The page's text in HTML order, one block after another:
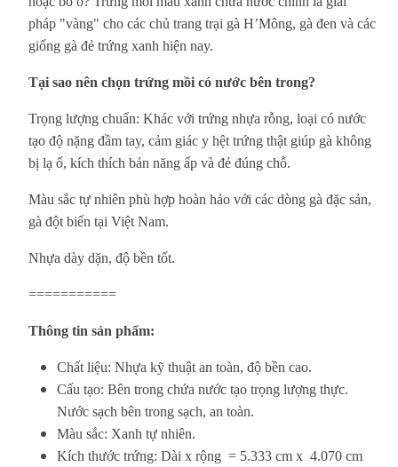
pháp "vàng" cho các chủ trang trại gà H’Mông, gà đen và các
giống gà đẻ trứng xanh hiện nay.
Tại sao nên chọn trứng mồi có nước bên trong?
Trọng lượng chuẩn: Khác với trứng nhựa rỗng, loại có nước
tạo độ nặng đầm tay, cảm giác y hệt trứng thật giúp gà không
bị lạ ổ, kích thích bản năng ấp và đẻ đúng chỗ.
Màu sắc tự nhiên phù hợp hoàn hảo với các dòng gà đặc sản,
gà đột biến tại Việt Nam.
Nhựa dày dặn, độ bền tốt.
===========
Thông tin sản phẩm:
Chất liệu: Nhựa kỹ thuật an toàn, độ bền cao.
Cấu tạo: Bên trong chứa nước tạo trọng lượng thực.
Nước sạch bên trong sạch, an toàn.
Màu sắc: Xanh tự nhiên.
Kích thước trứng: Dài x rộng = 5.333 cm x 4.070 cm